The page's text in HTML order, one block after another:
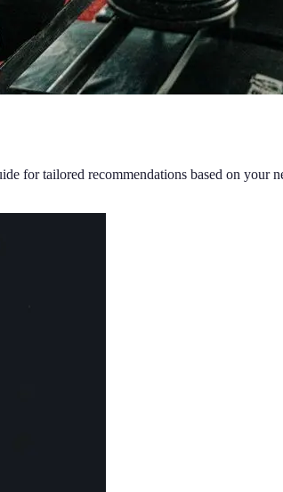
for tailored recommendations based on your